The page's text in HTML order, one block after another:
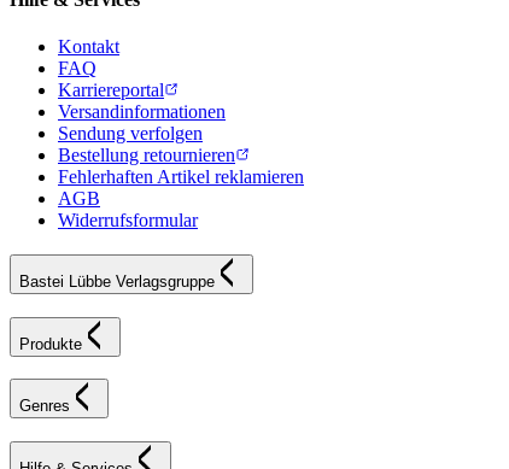
Kontakt
FAQ
Karriereportal
Versandinformationen
Sendung verfolgen
Bestellung retournieren
Fehlerhaften Artikel reklamieren
AGB
Widerrufsformular
Bastei Lübbe Verlagsgruppe
Produkte
Genres